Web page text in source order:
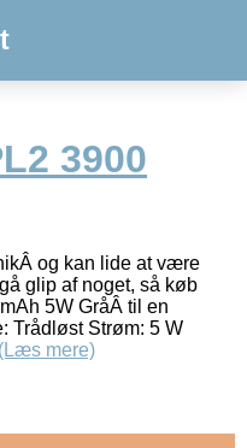
3900
og kan lide at være
glip af noget, så køb
5W GråÂ til en
Trådløst Strøm: 5 W
(Læs mere)